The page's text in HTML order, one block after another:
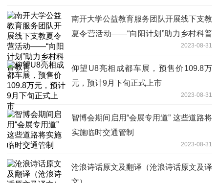
南开大学公益教育服务团队开展线下支教
夏令营活动——“向阳计划”助力乡村科普
2023-08-31
仰望U8亮相成都车展，预售价109.8万
元，预计9月下旬正式上市
2023-08-31
智博会期间启用“会展专用道” 这些道路将
实施临时交通管制
2023-08-31
沧浪诗话原文及翻译（沧浪诗话原文及译